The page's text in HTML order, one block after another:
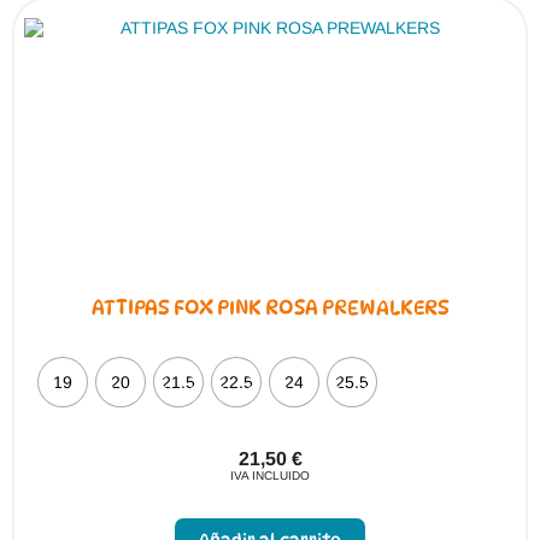
pueden
ATTIPAS FOX PINK ROSA PREWALKERS
19 20 21.5 22.5 24 25.5
21,50 €
IVA INCLUIDO